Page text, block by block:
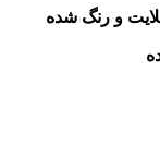
و رنگ شده